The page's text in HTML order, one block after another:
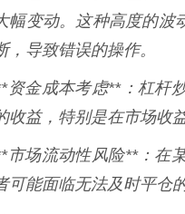
幅变动。这种高度的波
，导致错误的操作。
资金成本考虑**：杠杆
收益，特别是在市场收
市场流动性风险**：在
可能面临无法及时平仓